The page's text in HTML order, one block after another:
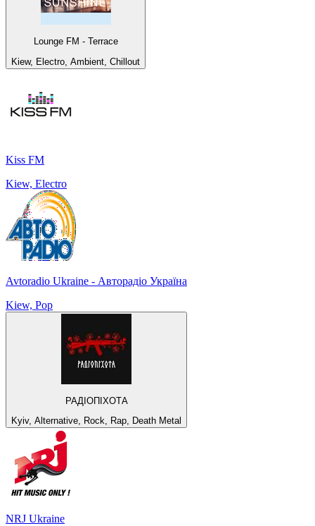
Lounge FM - Terrace
Kiew, Electro, Ambient, Chillout
Kiss FM
Kiew, Electro
Avtoradio Ukraine - Авторадіо Україна
Kiew, Pop
РАДІОПІХОТА
Kyiv, Alternative, Rock, Rap, Death Metal
NRJ Ukraine